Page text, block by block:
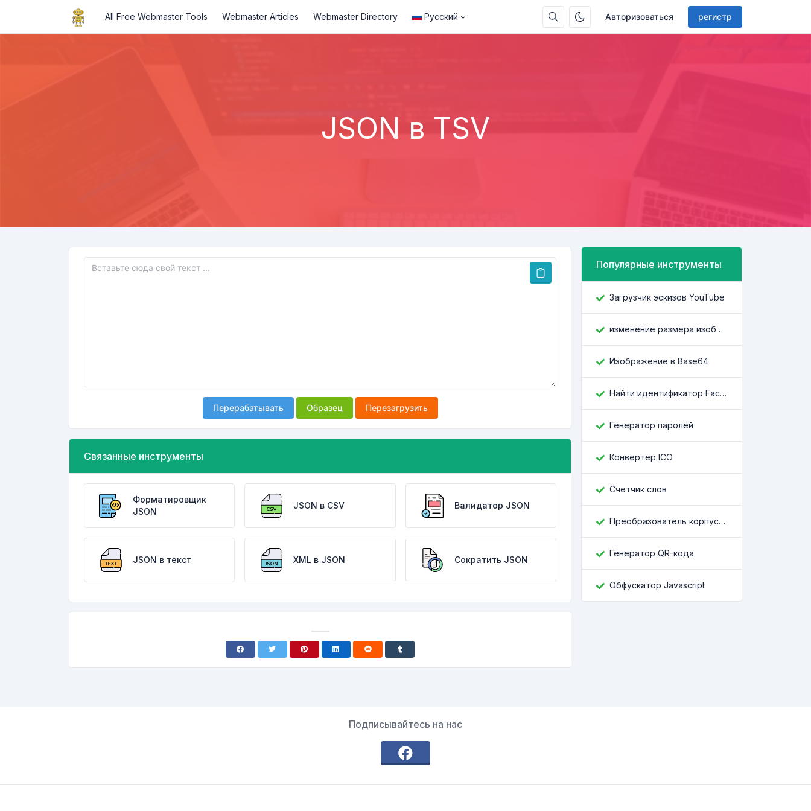
Авторизоваться регистр
All Free Webmaster Tools Webmaster Articles Webmaster Directory Русский
JSON в TSV
Перерабатывать Образец Перезагрузить
Связанные инструменты
Форматировщик
JSON
JSON в CSV Валидатор JSON
JSON в текст XML в JSON Сократить JSON
Популярные инструменты
Загрузчик эскизов YouTube
изменение размера изображения
Изображение в Base64
Найти идентификатор Facebook
Генератор паролей
Конвертер ICO
Счетчик слов
Преобразователь корпусов
Генератор QR-кода
Обфускатор Javascript
Подписывайтесь на нас